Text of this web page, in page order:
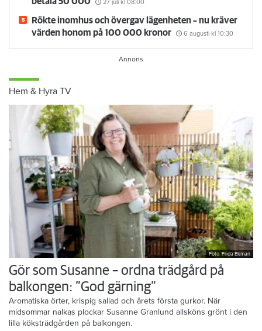
27 juli kl 08:00
Rökte inomhus och övergav lägenheten – nu kräver
värden honom på 100 000 kronor
6 augusti kl 10:30
Hem & Hyra TV
Foto: Frida Ekman
Gör som Susanne – ordna trädgård på
balkongen: ”God gärning”
Aromatiska örter, krispig sallad och årets första gurkor. När
midsommar nalkas plockar Susanne Granlund allsköns grönt i den
lilla köksträdgården på balkongen.